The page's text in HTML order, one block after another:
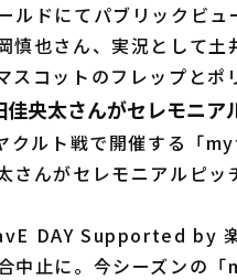
ルドにてパブリックビ
慎也さん、実況として土
コットのフレップとポ
太さんがセレモニア
クルト戦で開催する「
んがセレモニアルピッ
DAY Supported by
中止に。今シーズンの